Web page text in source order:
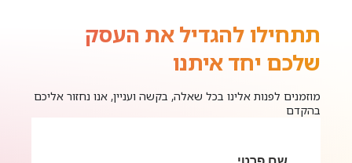
תתחילו להגדיל את העסק
שלכם יחד איתנו
מוזמנים לפנות אלינו בכל שאלה, בקשה ועניין, אנו נחזור אליכם
בהקדם